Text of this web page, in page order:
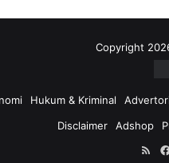
Copyright
Hukum & Kriminal
Disclaimer
Adshop
RSS